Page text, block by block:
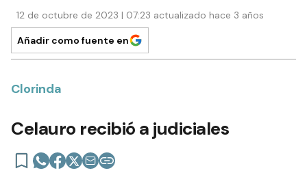
12 de octubre de 2023 | 07:23 actualizado hace 3 años
Añadir como fuente en
Clorinda
Celauro recibió a judiciales